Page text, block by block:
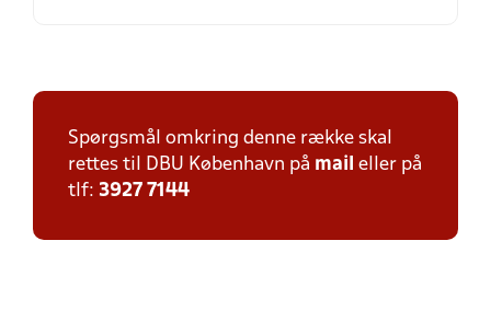
Spørgsmål omkring denne række skal
rettes til DBU København på mail eller på
tlf: 3927 7144